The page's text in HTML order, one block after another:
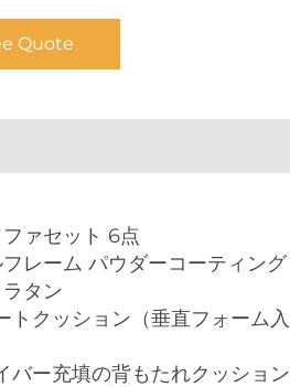
Quote
ァセット 6点
レーム パウダーコーティング
タン
トクッション（垂直フォーム入
バー充填の背もたれクッション